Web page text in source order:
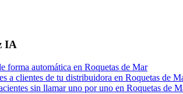
IA
forma automática en Roquetas de Mar
a clientes de tu distribuidora en Roquetas de
sin llamar uno por uno en Roquetas de